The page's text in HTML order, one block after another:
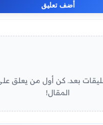
أضف تعليق
بعد. كن أول من يعلق
المقال!